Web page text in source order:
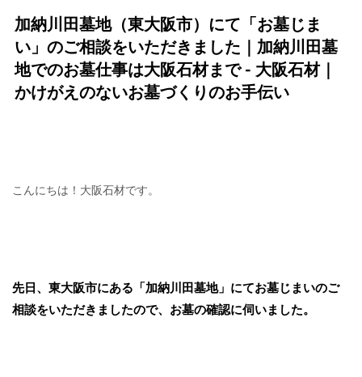
加納川田墓地（東大阪市）にて「お墓じま
い」のご相談をいただきました｜加納川田墓
地でのお墓仕事は大阪石材まで - 大阪石材｜
かけがえのないお墓づくりのお手伝い
こんにちは！大阪石材です。
先日、東大阪市にある「加納川田墓地」にてお墓じまいのご
相談をいただきましたので、お墓の確認に伺いました。